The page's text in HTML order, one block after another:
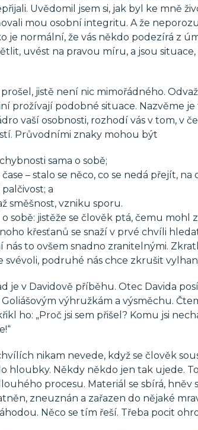
Uvědomil jsem si, jak byl ke mně
mou osobní integritu. A že
je normální, že vás někdo podezírá z
uvést na pravou míru, a jsou
prošel, jistě není nic mimořádného.
prožívají podobné situace. Nazvěme
vaší osobnosti, rozhodí vás v tom, v
Průvodními znaky mohou být
sama o sobě;
– stalo se něco, co se nedá přejít,
a
směšnost, vzniku sporu.
sobě: jistěže se člověk ptá, čemu
křesťanů se snaží v prvé chvíli
nás to ovšem snadno zranitelnými.
svévoli, podruhé nás chce zkrušit
je v Davidově příběhu. Otec Davida
výhružkám a výsměchu.
ho: „Proč jsi sem přišel? Komu jsi
nikam nevede, když se člověk
hloubky. Někdy někdo jen tak ujede.
procesu. Materiál se sbírá,
zneuznán a zařazen do nějaké
Něco se tím řeší. Třeba pocit